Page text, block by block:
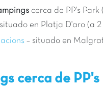
cerca de PP's Park
en Platja D'aro (a 2
– situado en
cerca de PP's